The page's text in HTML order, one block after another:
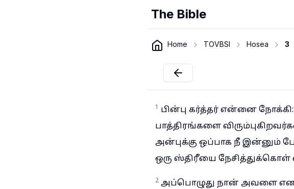
The Bible
Home TOVBSI Hosea 3
1 பின்பு கர்த்தர் என்னை
பாத்திரங்களை
அன்புக்கு ஒப்பாக நீ இன்னும்
ஒரு ஸ்திரீயை
2 அப்பொழுது நான் அவளை